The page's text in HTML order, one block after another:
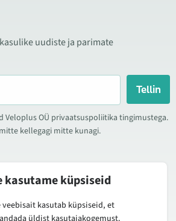
uudiste ja parimate
Tellin
Veloplus OÜ privaatsuspoliitika tingimustega.
kellegagi mitte kunagi.
kampaaniate, uute toodete ning
teeme ka tooteülevaateid.
kasutame küpsiseid
veebisait kasutab küpsiseid, et